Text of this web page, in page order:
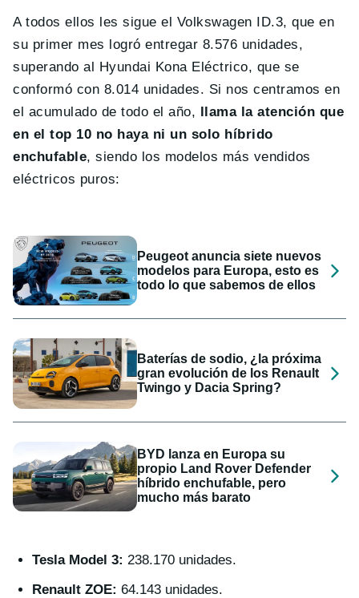
A todos ellos les sigue el Volkswagen ID.3, que en
su primer mes logró entregar 8.576 unidades,
superando al Hyundai Kona Eléctrico, que se
conformó con 8.014 unidades. Si nos centramos en
el acumulado de todo el año, llama la atención que
en el top 10 no haya ni un solo híbrido
enchufable, siendo los modelos más vendidos
eléctricos puros:
Peugeot anuncia siete nuevos
modelos para Europa, esto es
todo lo que sabemos de ellos
Baterías de sodio, ¿la próxima
gran evolución de los Renault
Twingo y Dacia Spring?
BYD lanza en Europa su
propio Land Rover Defender
híbrido enchufable, pero
mucho más barato
Tesla Model 3: 238.170 unidades.
Renault ZOE: 64.143 unidades.